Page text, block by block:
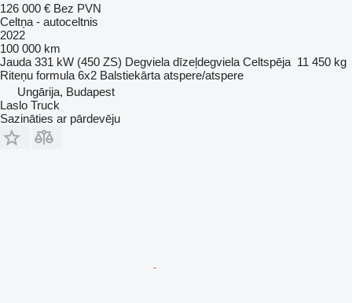
126 000 € Bez PVN
Celtņa - autoceltnis
2022
100 000 km
Jauda 331 kW (450 ZS) Degviela dīzeļdegviela Celtspēja 11 450 kg
Riteņu formula 6x2 Balstiekārta atspere/atspere
Ungārija, Budapest
Laslo Truck
Sazināties ar pārdevēju